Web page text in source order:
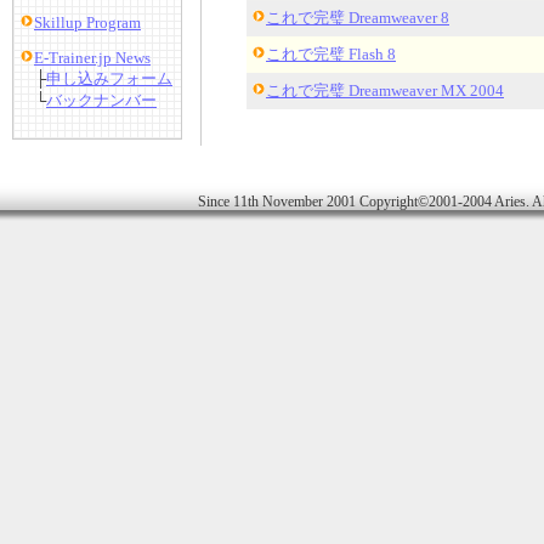
Skillup Program
E-Trainer.jp News
├申し込みフォーム
└バックナンバー
これで完璧 Dreamweaver 8
これで完璧 Flash 8
これで完璧 Dreamweaver MX 2004
Since 11th November 2001 Copyright©2001-2004 Aries.